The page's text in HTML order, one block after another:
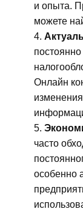
и опыта.
можете
Онлайн
часто
особенно